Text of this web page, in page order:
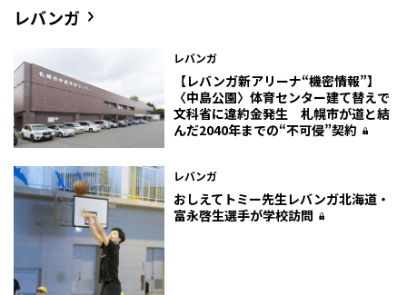
レバンガ
レバンガ
【レバンガ新アリーナ“機密情報”】
〈中島公園〉体育センター建て替えで
文科省に違約金発生 札幌市が道と結
んだ2040年までの“不可侵”契約
レバンガ
おしえてトミー先生――レバンガ北海道・
富永啓生選手が学校訪問